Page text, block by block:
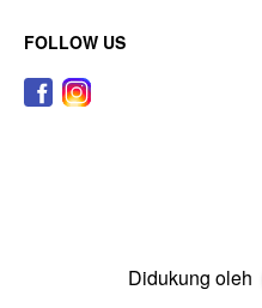
FOLLOW US
Didukung oleh